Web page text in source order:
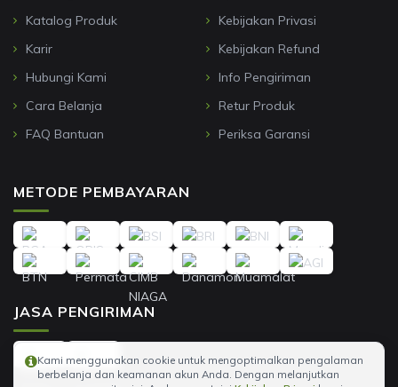
Katalog Produk
Karir
Hubungi Kami
Cara Belanja
FAQ Bantuan
Kebijakan Privasi
Kebijakan Refund
Info Pengiriman
Retur Produk
Periksa Garansi
METODE PEMBAYARAN
JASA PENGIRIMAN
Kami menggunakan cookie untuk mengoptimalkan pengalaman
berbelanja dan keamanan akun Anda. Dengan melanjutkan